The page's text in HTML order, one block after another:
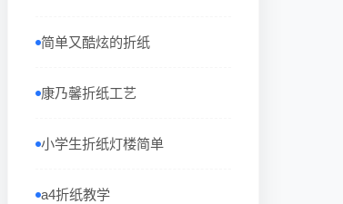
简单又酷炫的折纸
康乃馨折纸工艺
小学生折纸灯楼简单
a4折纸教学